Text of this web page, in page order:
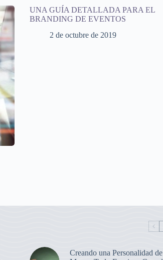
UNA GUÍA DETALLADA PARA EL
BRANDING DE EVENTOS
2 de octubre de 2019
Creando una Personalidad de